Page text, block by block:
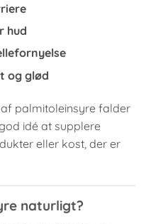
hud
og glød
palmitoleinsyre falder
idé at supplere
eller kost, der er
naturligt?